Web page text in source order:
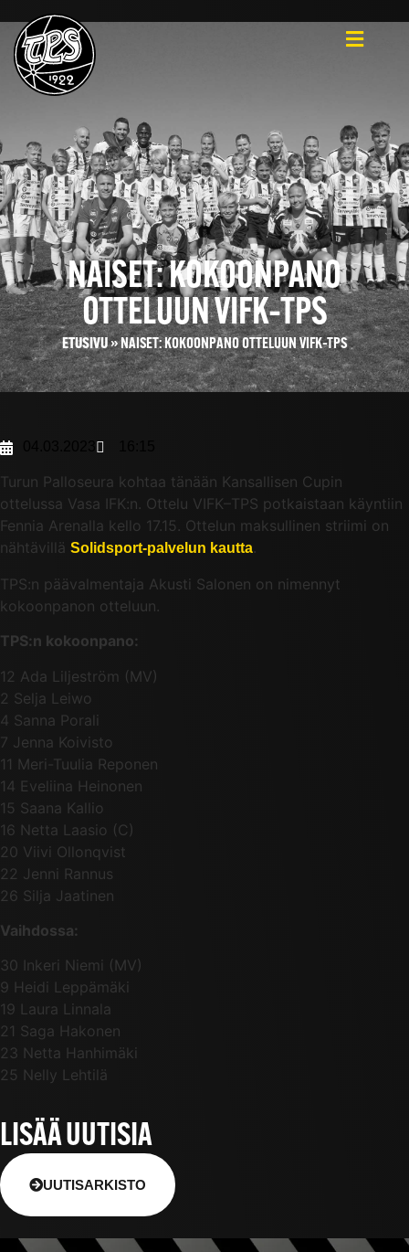
NAISET: KOKOONPANO
OTTELUUN VIFK–TPS
ETUSIVU»NAISET: KOKOONPANO OTTELUUN VIFK–TPS
Turun Palloseura kohtaa tänään Kansallisen Cupin
ottelussa Vasa IFK:n. Ottelu VIFK–TPS potkaistaan käyntiin
Fennia Arenalla kello 17.15. Ottelun maksullinen striimi on
nähtävillä Solidsport-palvelun kautta.
TPS:n päävalmentaja Akusti Salonen on nimennyt
kokoonpanon otteluun.
TPS:n kokoonpano:
12 Ada Liljeström (MV)
2 Selja Leiwo
4 Sanna Porali
7 Jenna Koivisto
11 Meri-Tuulia Reponen
14 Eveliina Heinonen
15 Saana Kallio
16 Netta Laasio (C)
20 Viivi Ollonqvist
22 Jenni Rannus
26 Silja Jaatinen
Vaihdossa:
30 Inkeri Niemi (MV)
9 Heidi Leppämäki
19 Laura Linnala
21 Saga Hakonen
23 Netta Hanhimäki
25 Nelly Lehtilä
LISÄÄ UUTISIA
UUTISARKISTO